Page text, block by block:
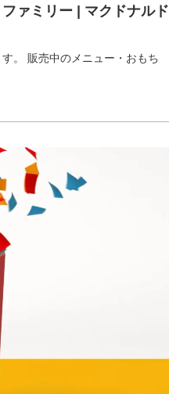
ァミリー | マクドナルド
。 販売中のメニュー・おもち